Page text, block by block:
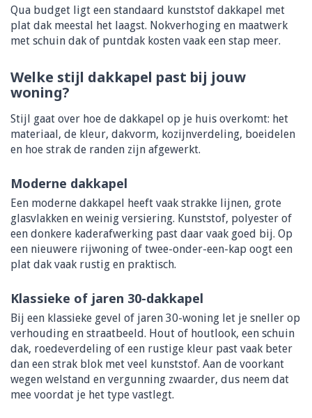
Qua budget ligt een standaard kunststof dakkapel met
plat dak meestal het laagst. Nokverhoging en maatwerk
met schuin dak of puntdak kosten vaak een stap meer.
Welke stijl dakkapel past bij jouw
woning?
Stijl gaat over hoe de dakkapel op je huis overkomt: het
materiaal, de kleur, dakvorm, kozijnverdeling, boeidelen
en hoe strak de randen zijn afgewerkt.
Moderne dakkapel
Een moderne dakkapel heeft vaak strakke lijnen, grote
glasvlakken en weinig versiering. Kunststof, polyester of
een donkere kaderafwerking past daar vaak goed bij. Op
een nieuwere rijwoning of twee-onder-een-kap oogt een
plat dak vaak rustig en praktisch.
Klassieke of jaren 30-dakkapel
Bij een klassieke gevel of jaren 30-woning let je sneller op
verhouding en straatbeeld. Hout of houtlook, een schuin
dak, roedeverdeling of een rustige kleur past vaak beter
dan een strak blok met veel kunststof. Aan de voorkant
wegen welstand en vergunning zwaarder, dus neem dat
mee voordat je het type vastlegt.